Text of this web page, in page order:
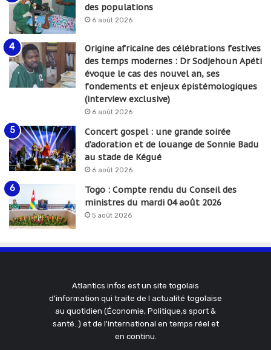
des populations
6 août 2026
Origine africaine des célébrations festives
des temps modernes : Dr Sodjehoun Apéti
évoque le cas des nouvel an, ses
fondements et enjeux épistémologiques
(interview exclusive)
6 août 2026
Concert gospel : une grande soirée
d’adoration et de louange de Sonnie Badu
au stade de Kégué
6 août 2026
Togo : Compte rendu du Conseil des
ministres du mardi 04 août 2026
5 août 2026
Atlantics infos est un site togolais
d'information qui traite de l actualité togolaise
au quotidien (Économie, Politique,s sport &
santé..) et de l'international en temps réel et
en continu.